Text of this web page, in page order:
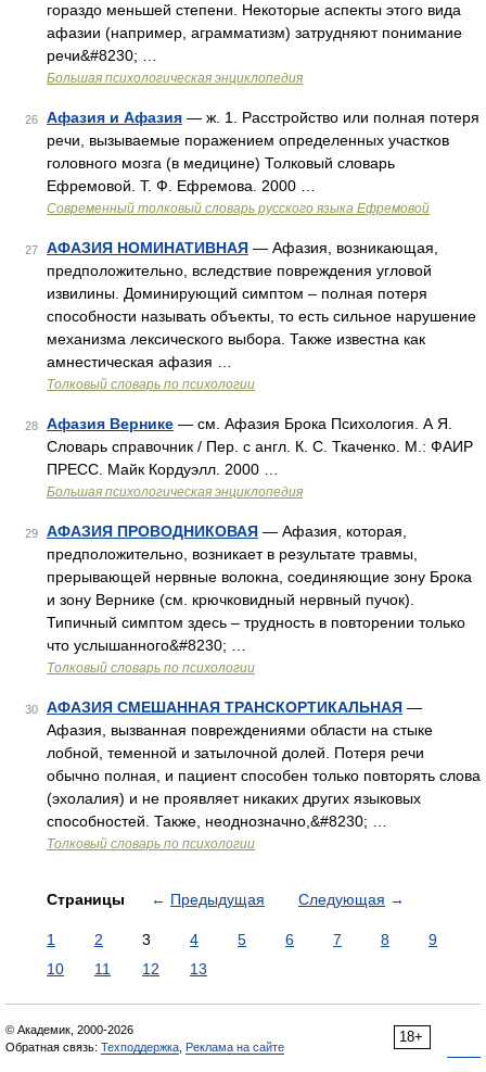
гораздо меньшей степени. Некоторые аспекты этого вида
афазии (например, аграмматизм) затрудняют понимание
речи&#8230; …
Большая психологическая энциклопедия
26 Афазия и Афазия — ж. 1. Расстройство или полная потеря
речи, вызываемые поражением определенных участков
головного мозга (в медицине) Толковый словарь
Ефремовой. Т. Ф. Ефремова. 2000 …
Современный толковый словарь русского языка Ефремовой
27 АФАЗИЯ НОМИНАТИВНАЯ — Афазия, возникающая,
предположительно, вследствие повреждения угловой
извилины. Доминирующий симптом – полная потеря
способности называть объекты, то есть сильное нарушение
механизма лексического выбора. Также известна как
амнестическая афазия …
Толковый словарь по психологии
28 Афазия Вернике — см. Афазия Брока Психология. А Я.
Словарь справочник / Пер. с англ. К. С. Ткаченко. М.: ФАИР
ПРЕСС. Майк Кордуэлл. 2000 …
Большая психологическая энциклопедия
29 АФАЗИЯ ПРОВОДНИКОВАЯ — Афазия, которая,
предположительно, возникает в результате травмы,
прерывающей нервные волокна, соединяющие зону Брока
и зону Вернике (см. крючковидный нервный пучок).
Типичный симптом здесь – трудность в повторении только
что услышанного&#8230; …
Толковый словарь по психологии
30 АФАЗИЯ СМЕШАННАЯ ТРАНСКОРТИКАЛЬНАЯ —
Афазия, вызванная повреждениями области на стыке
лобной, теменной и затылочной долей. Потеря речи
обычно полная, и пациент способен только повторять слова
(эхолалия) и не проявляет никаких других языковых
способностей. Также, неоднозначно,&#8230; …
Толковый словарь по психологии
Страницы ← Предыдущая Следующая →
1 2 3 4 5 6 7 8
9
10
11 12 13
18+
© Академик, 2000-2026
Обратная связь: Техподдержка Реклама на сайте